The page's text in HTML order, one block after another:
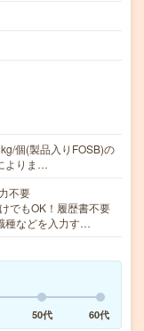
個(製品入りFOSB)の
よりま…
不要
でもOK！履歴書不要
種などを入力す…
50代 60代